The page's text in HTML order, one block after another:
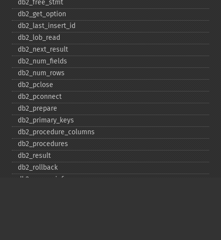
db2_​free_​stmt
db2_​get_​option
db2_​last_​insert_​id
db2_​lob_​read
db2_​next_​result
db2_​num_​fields
db2_​num_​rows
db2_​pclose
db2_​pconnect
db2_​prepare
db2_​primary_​keys
db2_​procedure_​columns
db2_​procedures
db2_​result
db2_​rollback
db2_​server_​info